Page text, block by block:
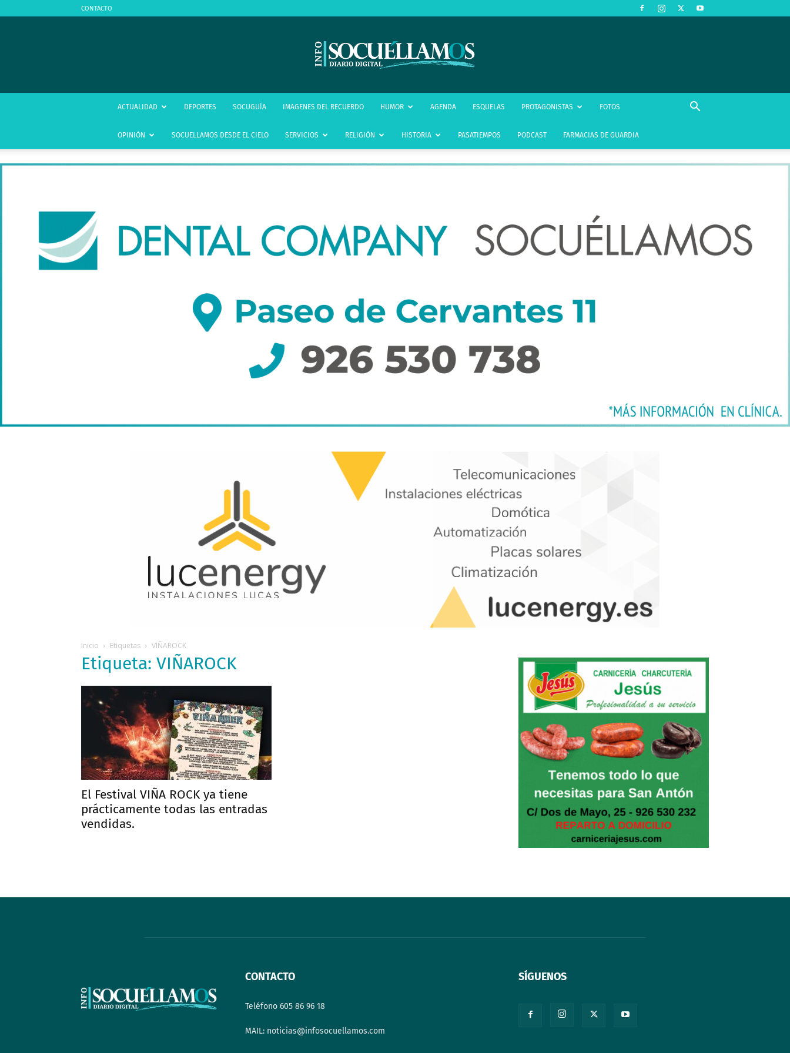
CONTACTO
infoSocuéllamos
ACTUALIDAD DEPORTES SOCUGUÍA IMAGENES DEL RECUERDO HUMOR AGENDA ESQUELAS PROTAGONISTAS FOTOS
OPINIÓN SOCUELLAMOS DESDE EL CIELO SERVICIOS RELIGIÓN HISTORIA PASATIEMPOS PODCAST FARMACIAS DE GUARDIA
Inicio Etiquetas VIÑAROCK
Etiqueta: VIÑAROCK
El Festival VIÑA ROCK ya tiene
prácticamente todas las entradas
vendidas.
CONTACTO
Teléfono 605 86 96 18
MAIL: noticias@infosocuellamos.com
SÍGUENOS